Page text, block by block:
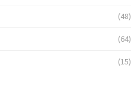
(48)
(64)
(15)